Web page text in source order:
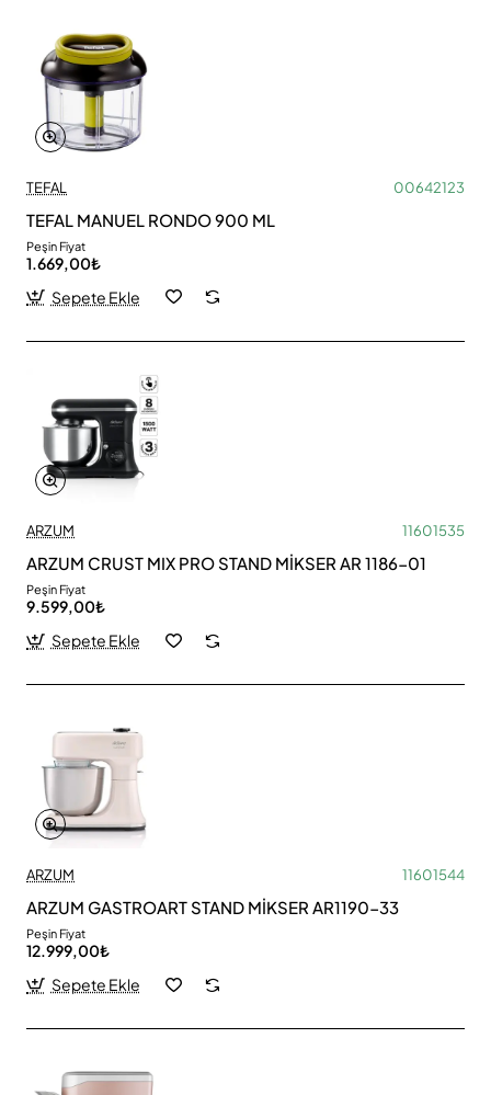
TEFAL 00642123
TEFAL MANUEL RONDO 900 ML
Peşin Fiyat
1.669,00₺
Sepete Ekle
ARZUM 11601535
ARZUM CRUST MIX PRO STAND MİKSER AR 1186-01
Peşin Fiyat
9.599,00₺
Sepete Ekle
ARZUM 11601544
ARZUM GASTROART STAND MİKSER AR1190-33
Peşin Fiyat
12.999,00₺
Sepete Ekle